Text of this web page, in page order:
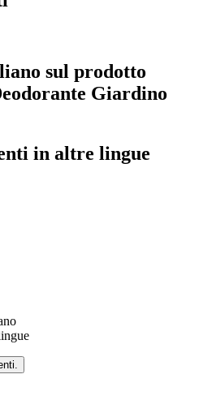
sul prodotto
Giardino
in altre lingue